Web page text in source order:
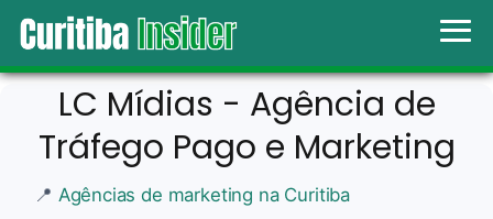
LC Mídias - Agência de
Tráfego Pago e Marketing
📍 Agências de marketing na Curitiba